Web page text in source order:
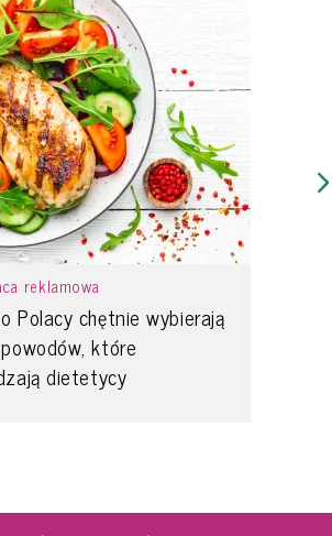
reklamowa
Polacy chętnie wybierają
które
dietetycy